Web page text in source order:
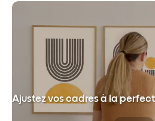
Ajustez vos cadres à la